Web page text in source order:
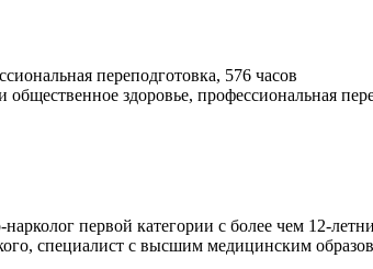
переподготовка, 576 часов
здоровье, профессиональная
первой категории с более чем 12-
специалист с высшим медицинским